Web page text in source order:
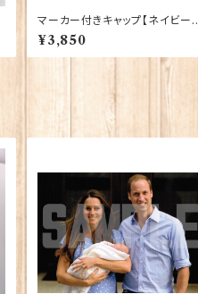
マーカー付きキャップ【ネイビー】
00199
¥3,850